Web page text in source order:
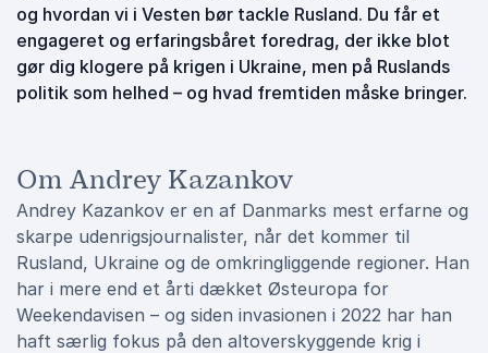
og hvordan vi i Vesten bør tackle Rusland. Du får et
engageret og erfaringsbåret foredrag, der ikke blot
gør dig klogere på krigen i Ukraine, men på Ruslands
politik som helhed – og hvad fremtiden måske bringer.
Om Andrey Kazankov
Andrey Kazankov er en af Danmarks mest erfarne og
skarpe udenrigsjournalister, når det kommer til
Rusland, Ukraine og de omkringliggende regioner. Han
har i mere end et årti dækket Østeuropa for
Weekendavisen – og siden invasionen i 2022 har han
haft særlig fokus på den altoverskyggende krig i